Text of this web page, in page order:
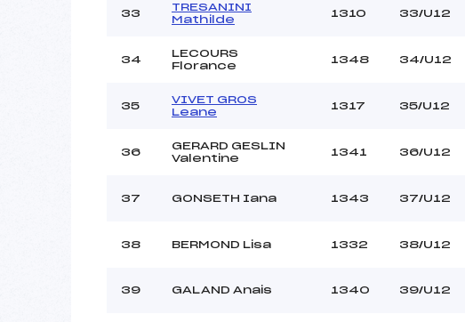
33
TRESANINI
Mathilde
1310 33/U12
34
LECOURS
Florance
1348 34/U12
35
VIVET GROS
Leane
1317 35/U12
36
GERARD GESLIN
Valentine
1341 36/U12
37 GONSETH Iana 1343 37/U12
38 BERMOND Lisa 1332 38/U12
39 GALAND Anais 1340 39/U12